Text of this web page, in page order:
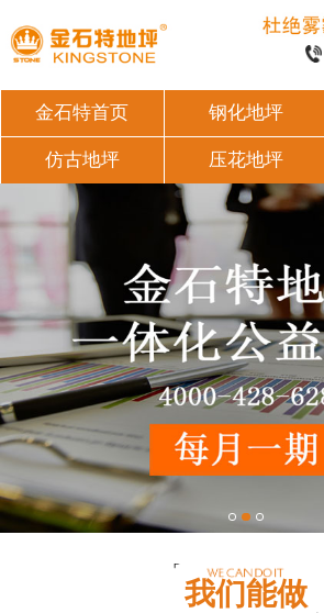
金石特首页 钢化地坪
仿古地坪 压花地坪
我们能做